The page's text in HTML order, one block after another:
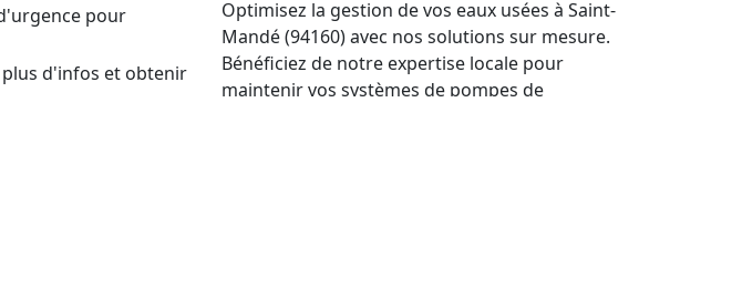
pour
plus d'infos et obtenir
Optimisez la gestion de vos eaux usées à Saint-
Mandé (94160) avec nos solutions sur mesure.
Bénéficiez de notre expertise locale pour
maintenir vos systèmes de pompes de